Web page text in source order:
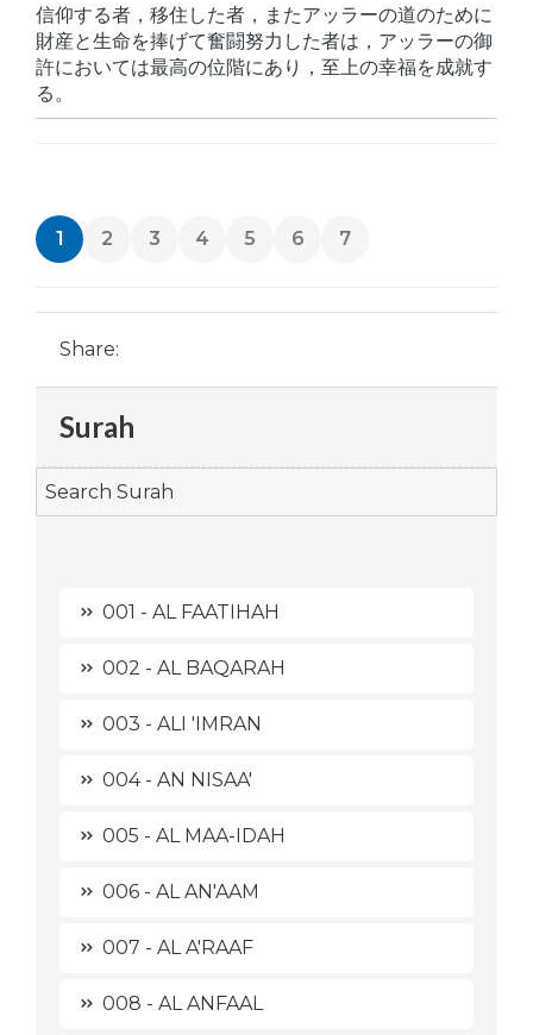
信仰する者，移住した者，またアッラーの道のために
財産と生命を捧げて奮闘努力した者は，アッラーの御
許においては最高の位階にあり，至上の幸福を成就す
る。
1 2 3 4 5 6 7
Share:
Surah
001 - AL FAATIHAH
002 - AL BAQARAH
003 - ALI 'IMRAN
004 - AN NISAA'
005 - AL MAA-IDAH
006 - AL AN'AAM
007 - AL A'RAAF
008 - AL ANFAAL